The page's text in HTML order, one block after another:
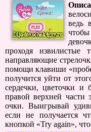
ведь
проходя извилистые
направляющие
помощи клавиши
получится уйти от
сердечки, цветочки и
правой верхней части
очки. Выигрывай
если не получается
кнопкой «Try again»,